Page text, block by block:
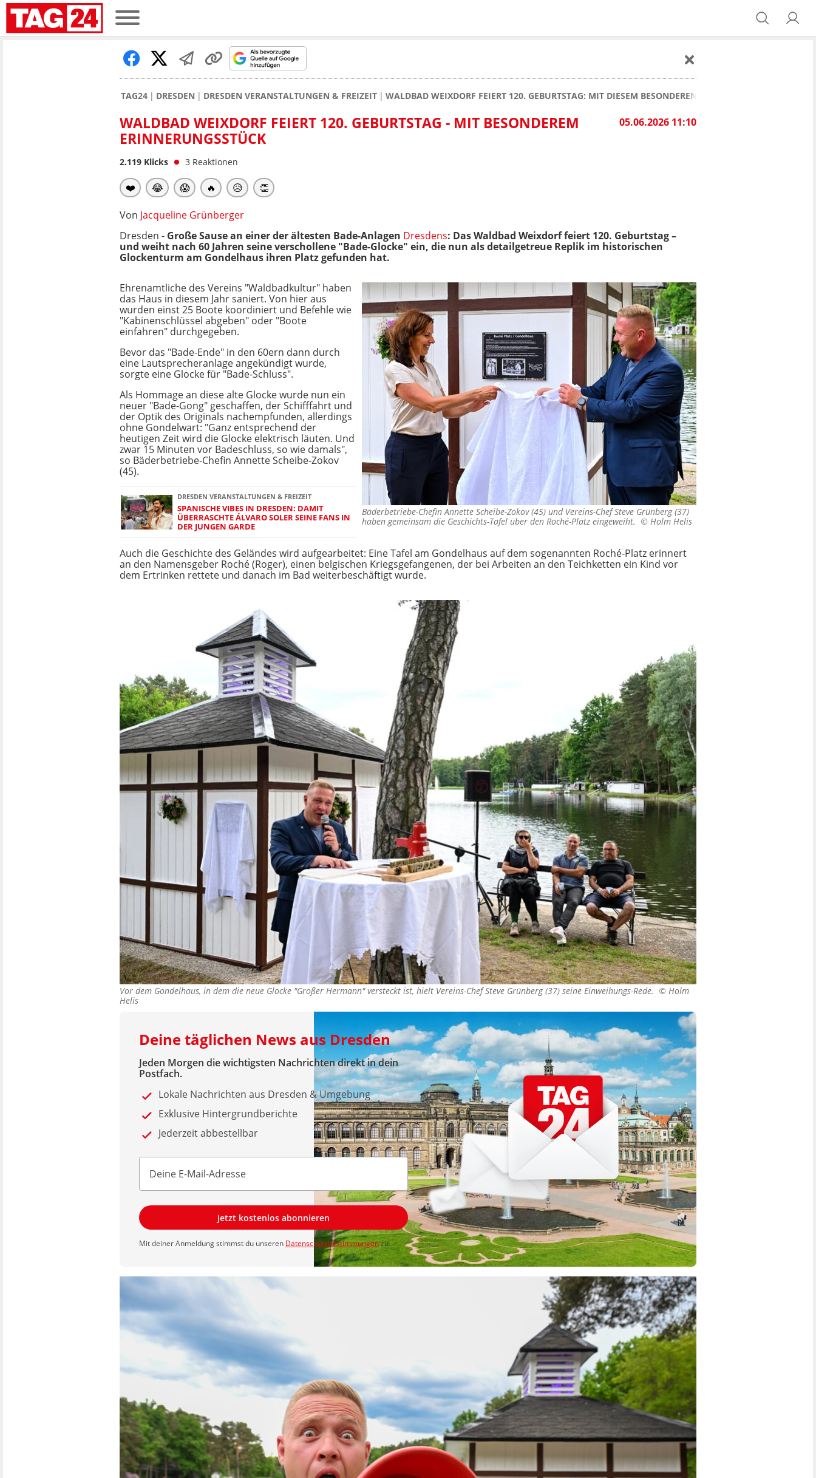
TAG24 DRESDEN DRESDEN VERANSTALTUNGEN & FREIZEIT WALDBAD WEIXDORF FEIERT 120. GEBURTSTAG: MIT DIESEM BESONDEREN ERINNERUNGSSTÜCK
05.06.2026 11:10
WALDBAD WEIXDORF FEIERT 120. GEBURTSTAG - MIT BESONDEREM
ERINNERUNGSSTÜCK
2.119 Klicks 3 Reaktionen
❤️ 😂 😱 🔥 😥 👏
Von Jacqueline Grünberger
Dresden - Große Sause an einer der ältesten Bade-Anlagen Dresdens: Das Waldbad Weixdorf feiert 120. Geburtstag –
und weiht nach 60 Jahren seine verschollene "Bade-Glocke" ein, die nun als detailgetreue Replik im historischen
Glockenturm am Gondelhaus ihren Platz gefunden hat.
Bäderbetriebe-Chefin Annette Scheibe-Zokov (45) und Vereins-Chef Steve Grünberg (37)
haben gemeinsam die Geschichts-Tafel über den Roché-Platz eingeweiht. © Holm Helis
Ehrenamtliche des Vereins "Waldbadkultur" haben
das Haus in diesem Jahr saniert. Von hier aus
wurden einst 25 Boote koordiniert und Befehle wie
"Kabinenschlüssel abgeben" oder "Boote
einfahren" durchgegeben.
Bevor das "Bade-Ende" in den 60ern dann durch
eine Lautsprecheranlage angekündigt wurde,
sorgte eine Glocke für "Bade-Schluss".
Als Hommage an diese alte Glocke wurde nun ein
neuer "Bade-Gong" geschaffen, der Schifffahrt und
der Optik des Originals nachempfunden, allerdings
ohne Gondelwart: "Ganz entsprechend der
heutigen Zeit wird die Glocke elektrisch läuten. Und
zwar 15 Minuten vor Badeschluss, so wie damals",
so Bäderbetriebe-Chefin Annette Scheibe-Zokov
(45).
DRESDEN VERANSTALTUNGEN & FREIZEIT
SPANISCHE VIBES IN DRESDEN: DAMIT
ÜBERRASCHTE ÁLVARO SOLER SEINE FANS IN
DER JUNGEN GARDE
Auch die Geschichte des Geländes wird aufgearbeitet: Eine Tafel am Gondelhaus auf dem sogenannten Roché-Platz erinnert
an den Namensgeber Roché (Roger), einen belgischen Kriegsgefangenen, der bei Arbeiten an den Teichketten ein Kind vor
dem Ertrinken rettete und danach im Bad weiterbeschäftigt wurde.
Vor dem Gondelhaus, in dem die neue Glocke "Großer Hermann" versteckt ist, hielt Vereins-Chef Steve Grünberg (37) seine Einweihungs-Rede. © Holm
Helis
Deine täglichen News aus Dresden
Jeden Morgen die wichtigsten Nachrichten direkt in dein
Postfach.
Lokale Nachrichten aus Dresden & Umgebung
Exklusive Hintergrundberichte
Jederzeit abbestellbar
Jetzt kostenlos abonnieren
Mit deiner Anmeldung stimmst du unseren Datenschutzbestimmungenzu.